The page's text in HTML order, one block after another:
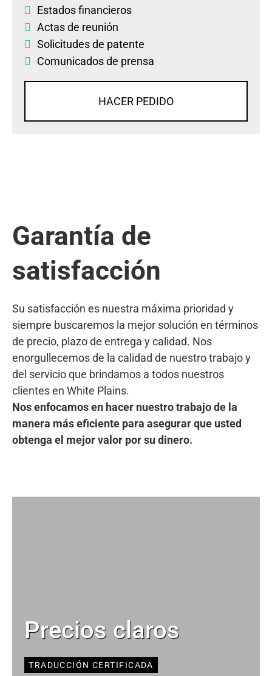
Estados financieros
Actas de reunión
Solicitudes de patente
Comunicados de prensa
HACER PEDIDO
Garantía de
satisfacción
Su satisfacción es nuestra máxima prioridad y
siempre buscaremos la mejor solución en términos
de precio, plazo de entrega y calidad. Nos
enorgullecemos de la calidad de nuestro trabajo y
del servicio que brindamos a todos nuestros
clientes en White Plains.
Nos enfocamos en hacer nuestro trabajo de la
manera más eficiente para asegurar que usted
obtenga el mejor valor por su dinero.
Precios claros
TRADUCCIÓN CERTIFICADA